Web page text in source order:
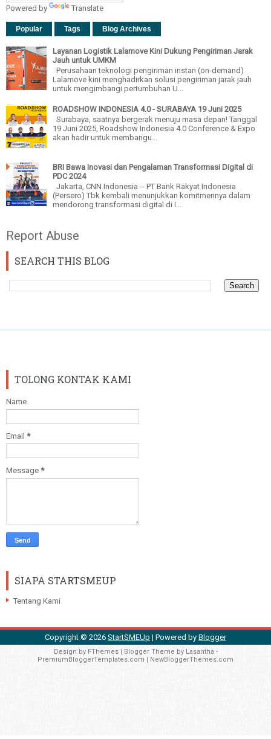
Powered by Translate
Popular Tags Blog Archives
Layanan Logistik Lalamove Kini Dukung Pengiriman Jarak
Jauh untuk UMKM
Perusahaan teknologi pengiriman instan (on-demand)
Lalamove kini menghadirkan solusi pengiriman jarak jauh
untuk mengimbangi pertumbuhan U...
ROADSHOW INDONESIA 4.0 - SURABAYA 19 Juni 2025
Surabaya, saatnya bergerak menuju masa depan! Tanggal
19 Juni 2025, Roadshow Indonesia 4.0 Conference & Expo
akan hadir untuk membangu...
BRI Bawa Inovasi dan Pengalaman Transformasi Digital di
PDC 2024
Jakarta, CNN Indonesia -- PT Bank Rakyat Indonesia
(Persero) Tbk kembali menunjukkan komitmennya dalam
mendorong transformasi digital di I...
Report Abuse
SEARCH THIS BLOG
TOLONG KONTAK KAMI
Name
Email *
Message *
SIAPA STARTSMEUP
Tentang Kami
Copyright © 2026 StartSMEUp | Powered by Blogger
Design by FThemes| Blogger Theme by Lasantha -
PremiumBloggerTemplates.com | NewBloggerThemes.com